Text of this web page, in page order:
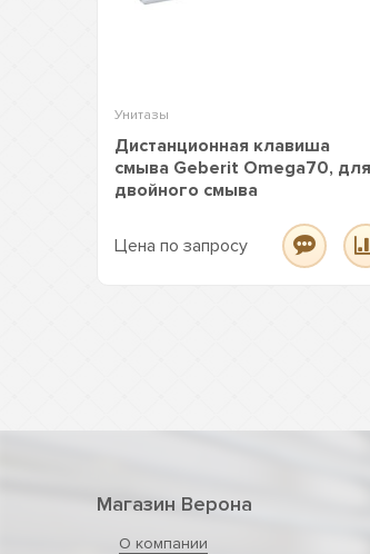
Унитазы
Дистанционная клавиша
смыва Geberit Omega70, для
двойного смыва
Цена по запросу
Магазин Верона
О компании